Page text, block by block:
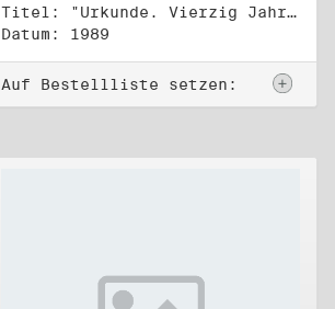
Titel: "Urkunde. Vierzig Jahre"
Datum: 1989
Auf Bestellliste setzen: